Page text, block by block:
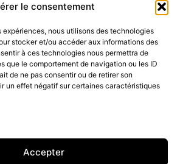
le consentement
expériences, nous utilisons des technologies
stocker et/ou accéder aux informations des
à ces technologies nous permettra de
que le comportement de navigation ou les ID
de ne pas consentir ou de retirer son
un effet négatif sur certaines caractéristiques
Accepter